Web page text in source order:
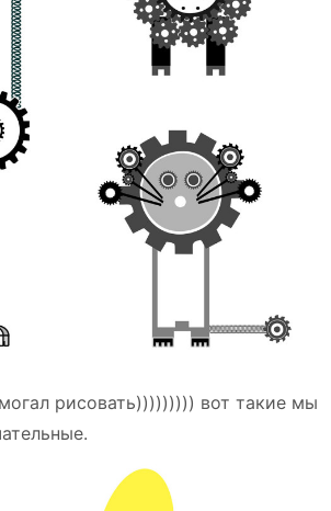
рисовать))))))))) вот такие мы